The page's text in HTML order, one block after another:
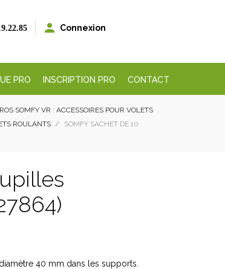
 Connexion
PRO INSCRIPTION PRO CONTACT
SOMFY VR : ACCESSOIRES POUR VOLETS
ROULANTS
SOMFY SACHET DE 10
40 mm dans les supports.